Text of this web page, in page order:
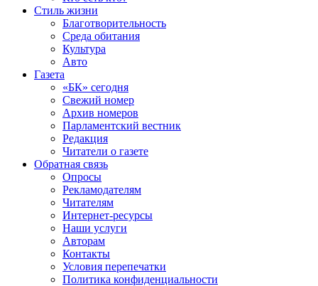
Стиль жизни
Благотворительность
Среда обитания
Культура
Авто
Газета
«БК» сегодня
Свежий номер
Архив номеров
Парламентский вестник
Редакция
Читатели о газете
Обратная связь
Опросы
Рекламодателям
Читателям
Интернет-ресурсы
Наши услуги
Авторам
Контакты
Условия перепечатки
Политика конфиденциальности